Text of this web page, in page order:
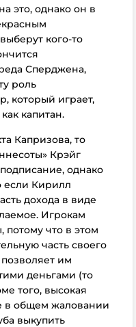
это, однако он в
кого-то
Сперджена,
роль
который играет,
капитан.
Капризова, то
Крэйг
однако
если Кирилл
дохода в виде
Игрокам
потому что в этом
часть своего
им
деньгами (то
того, высокая
в общем жаловании
выкупить